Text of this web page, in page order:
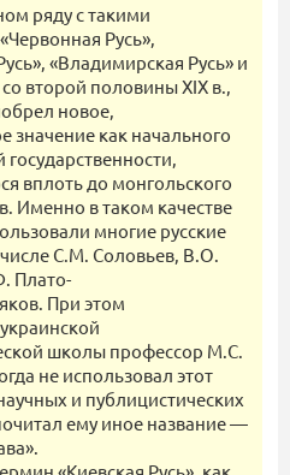
ряду с такими
Русь»,
«Владимирская Русь» и
второй половины XIX в.,
новое,
значение как начального
государственности,
вплоть до монгольского
Именно в таком качестве
многие русские
С.М. Соловьев, В.О.
Плато-
При этом
школы профессор М.С.
не использовал этот
и публицистических
ему иное название —